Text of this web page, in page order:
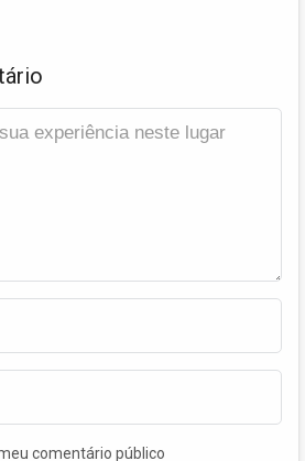
comentário público